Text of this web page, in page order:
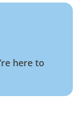
here to